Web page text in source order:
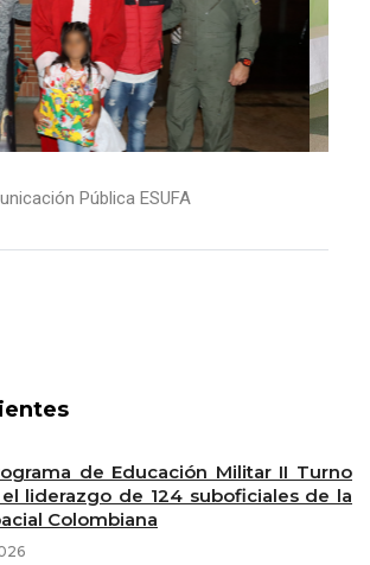
Pública ESUFA
de Educación Militar II Turno
liderazgo de 124 suboficiales de la
Colombiana